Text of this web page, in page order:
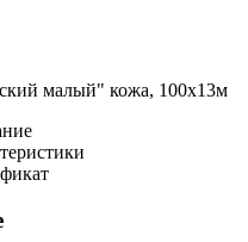
малый" кожа, 100х13м